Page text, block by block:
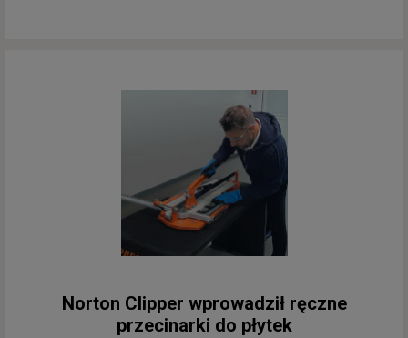
Norton Clipper wprowadził ręczne
przecinarki do płytek